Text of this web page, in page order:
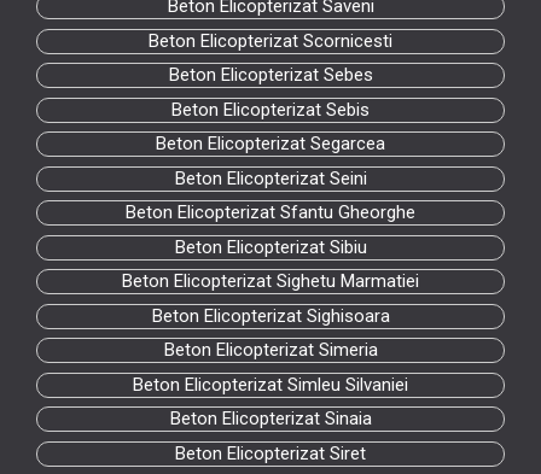
Beton Elicopterizat Saveni
Beton Elicopterizat Scornicesti
Beton Elicopterizat Sebes
Beton Elicopterizat Sebis
Beton Elicopterizat Segarcea
Beton Elicopterizat Seini
Beton Elicopterizat Sfantu Gheorghe
Beton Elicopterizat Sibiu
Beton Elicopterizat Sighetu Marmatiei
Beton Elicopterizat Sighisoara
Beton Elicopterizat Simeria
Beton Elicopterizat Simleu Silvaniei
Beton Elicopterizat Sinaia
Beton Elicopterizat Siret